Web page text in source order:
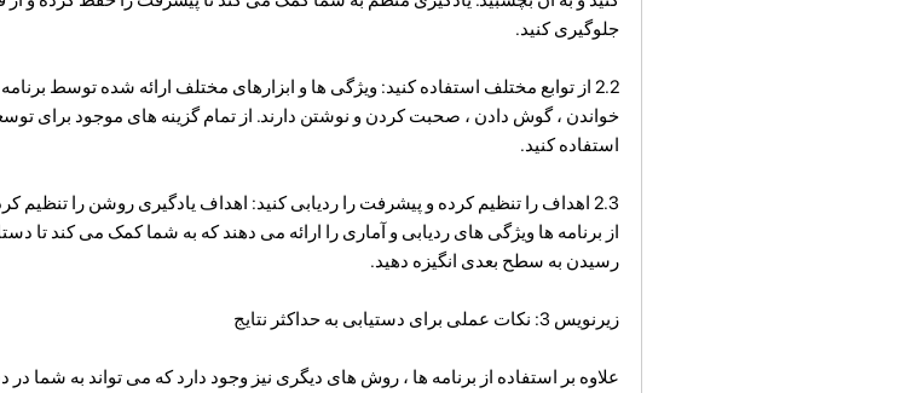
جلوگیری کنید.
2.2 از توابع مختلف استفاده کنید: ویژگی ها و ابزارهای مختلف ارائه شده توسط
خواندن ، گوش دادن ، صحبت کردن و نوشتن دارند. از تمام گزینه های موجود برای
استفاده کنید.
2.3 اهداف را تنظیم کرده و پیشرفت را ردیابی کنید: اهداف یادگیری روشن را تنظیم
از برنامه ها ویژگی های ردیابی و آماری را ارائه می دهند که به شما کمک می کند تا
رسیدن به سطح بعدی انگیزه دهید.
زیرنویس 3: نکات عملی برای دستیابی به حداکثر نتایج
علاوه بر استفاده از برنامه ها ، روش های دیگری نیز وجود دارد که می تواند به شما در